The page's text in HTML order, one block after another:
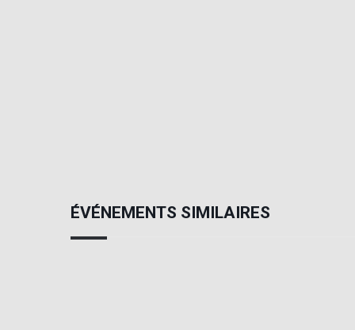
ÉVÉNEMENTS SIMILAIRES